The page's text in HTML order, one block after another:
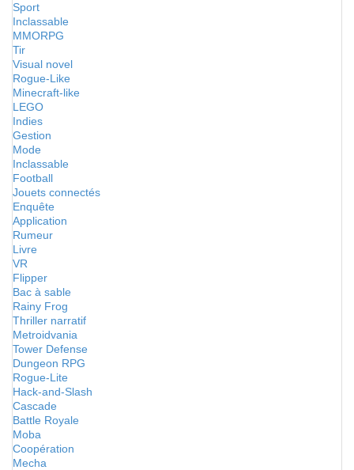
Sport
Inclassable
MMORPG
Tir
Visual novel
Rogue-Like
Minecraft-like
LEGO
Indies
Gestion
Mode
Inclassable
Football
Jouets connectés
Enquête
Application
Rumeur
Livre
VR
Flipper
Bac à sable
Rainy Frog
Thriller narratif
Metroidvania
Tower Defense
Dungeon RPG
Rogue-Lite
Hack-and-Slash
Cascade
Battle Royale
Moba
Coopération
Mecha